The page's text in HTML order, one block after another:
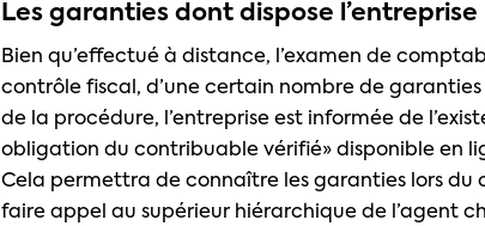
Les garanties dont dispose l’entreprise
Bien qu’effectué à distance, l’examen de
contrôle fiscal, d’une certain nombre de
de la procédure, l’entreprise est informée de
obligation du contribuable vérifié» disponible en
Cela permettra de connaître les garanties lors
faire appel au supérieur hiérarchique de l’agent